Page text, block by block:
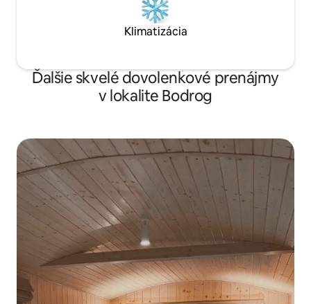
Klimatizácia
Ďalšie skvelé dovolenkové prenájmy
v lokalite Bodrog